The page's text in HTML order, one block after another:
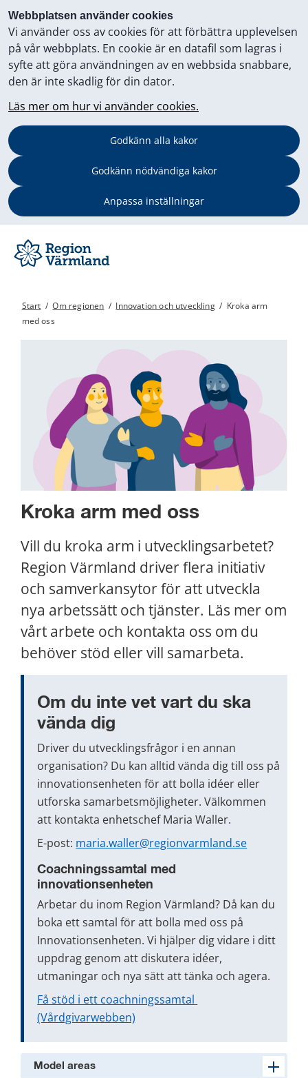
Webbplatsen använder cookies
Vi använder oss av cookies för att förbättra upplevelsen
på vår webbplats. En cookie är en datafil som lagras i
syfte att göra användningen av en webbsida snabbare,
den är inte skadlig för din dator.
Läs mer om hur vi använder cookies.
Godkänn alla kakor
Godkänn nödvändiga kakor
Anpassa inställningar
Start / Om regionen / Innovation och utveckling / Kroka arm
med oss
Kroka arm med oss
Vill du kroka arm i utvecklingsarbetet?
Region Värmland driver flera initiativ
och samverkansytor för att utveckla
nya arbetssätt och tjänster. Läs mer om
vårt arbete och kontakta oss om du
behöver stöd eller vill samarbeta.
Om du inte vet vart du ska
vända dig
Driver du utvecklingsfrågor i en annan
organisation? Du kan alltid vända dig till oss på
innovationsenheten för att bolla idéer eller
utforska samarbetsmöjligheter. Välkommen
att kontakta enhetschef Maria Waller.
E-post: maria.waller@regionvarmland.se
Coachningssamtal med
innovationsenheten
Arbetar du inom Region Värmland? Då kan du
boka ett samtal för att bolla med oss på
Innovationsenheten. Vi hjälper dig vidare i ditt
uppdrag genom att diskutera idéer,
utmaningar och nya sätt att tänka och agera.
Få stöd i ett coachningssamtal
(Vårdgivarwebben)
Model areas